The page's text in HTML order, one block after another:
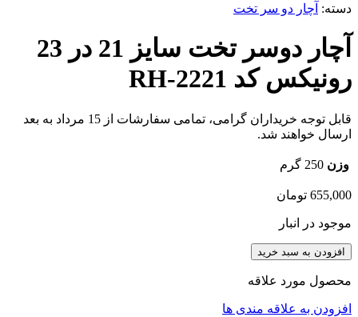
دسته: آچار دو سر تخت
آچار دوسر تخت سایز 21 در 23
رونیکس کد RH-2221
قابل توجه خریداران گرامی، تمامی سفارشات از 15 مرداد به بعد
ارسال خواهند شد.
وزن 250 گرم
655,000 تومان
موجود در انبار
افزودن به سبد خرید
محصول مورد علاقه
افزودن به علاقه مندی ها